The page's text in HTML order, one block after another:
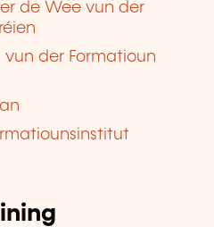
de Wee vun der
vun der Formatioun